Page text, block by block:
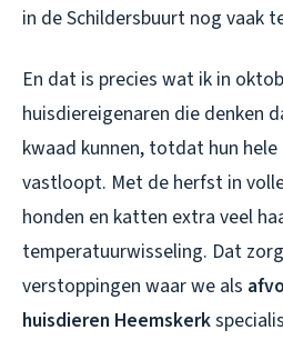
in de Schildersbuurt nog vaak
En dat is precies wat ik in
huisdiereigenaren die denken
kwaad kunnen, totdat hun
vastloopt. Met de herfst in
honden en katten extra veel
temperatuurwisseling. Dat
verstoppingen waar we als
huisdieren Heemskerk